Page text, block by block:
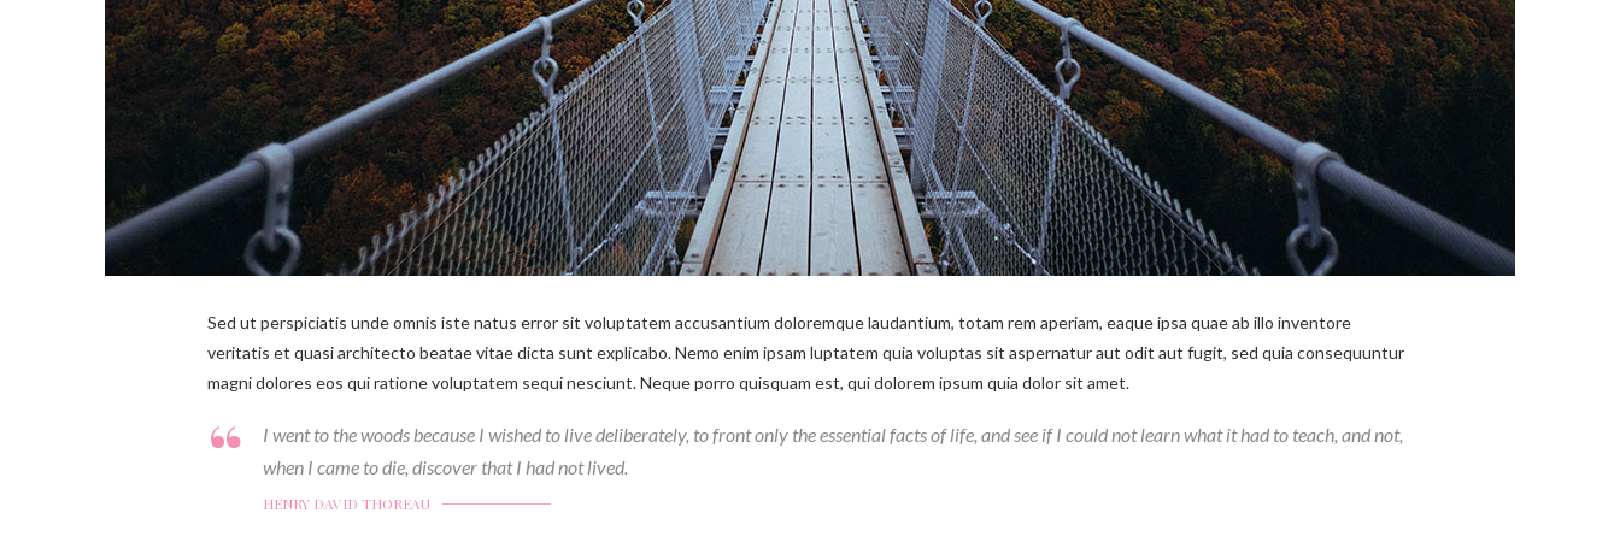
Sed ut perspiciatis unde omnis iste natus error sit voluptatem accusantium doloremque laudantium, totam rem aperiam, eaque ipsa quae ab illo inventore
veritatis et quasi architecto beatae vitae dicta sunt explicabo. Nemo enim ipsam luptatem quia voluptas sit aspernatur aut odit aut fugit, sed quia consequuntur
magni dolores eos qui ratione voluptatem sequi nesciunt. Neque porro quisquam est, qui dolorem ipsum quia dolor sit amet.
I went to the woods because I wished to live deliberately, to front only the essential facts of life, and see if I could not learn what it had to teach, and not,
when I came to die, discover that I had not lived.
HENRY DAVID THOREAU